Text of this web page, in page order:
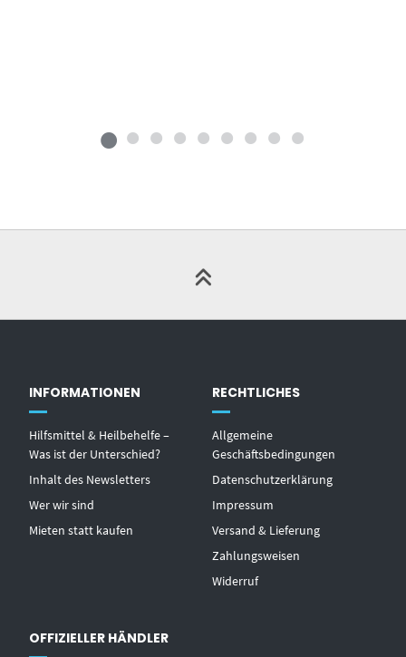
INFORMATIONEN
Hilfsmittel & Heilbehelfe –
Was ist der Unterschied?
Inhalt des Newsletters
Wer wir sind
Mieten statt kaufen
RECHTLICHES
Allgemeine
Geschäftsbedingungen
Datenschutzerklärung
Impressum
Versand & Lieferung
Zahlungsweisen
Widerruf
OFFIZIELLER HÄNDLER